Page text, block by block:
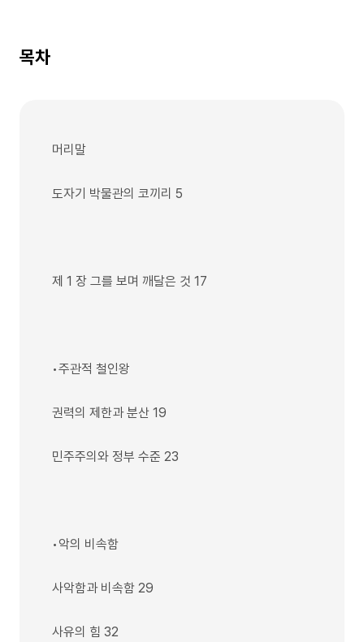
목차
머리말
도자기 박물관의 코끼리 5
제 1 장 그를 보며 깨달은 것 17
•주관적 철인왕
권력의 제한과 분산 19
민주주의와 정부 수준 23
•악의 비속함
사악함과 비속함 29
사유의 힘 32